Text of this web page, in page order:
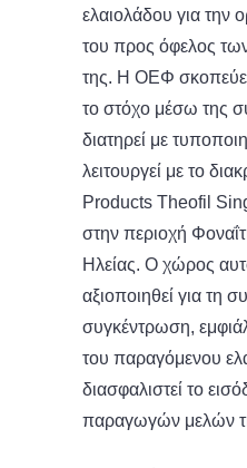
ελαιολάδου για την
του προς όφελος
της. Η ΟΕΦ
το στόχο μέσω της
διατηρεί με
λειτουργεί με το
Products Theofil
στην περιοχή
Ηλείας. Ο χώρος
αξιοποιηθεί για τη
συγκέντρωση,
του παραγόμενου
διασφαλιστεί το
παραγωγών μελών